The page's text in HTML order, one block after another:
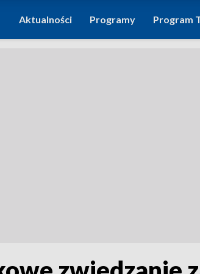
Aktualności Programy Program